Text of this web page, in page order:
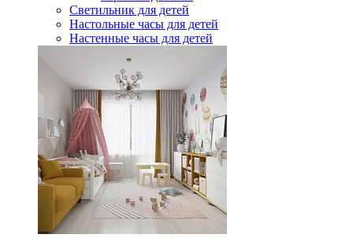
Светильник для детей
Настольные часы для детей
Настенные часы для детей